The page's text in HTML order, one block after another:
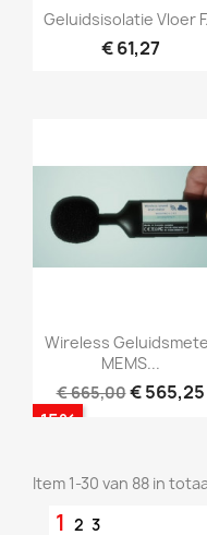
Snel bekijken
Geluidsisolatie Vloer
€ 61,27
Snel bekijken
Wireless
MEMS...
€ 665,00
-15%
€ 565,25
Item 1-30 van 88 in
1 2 3